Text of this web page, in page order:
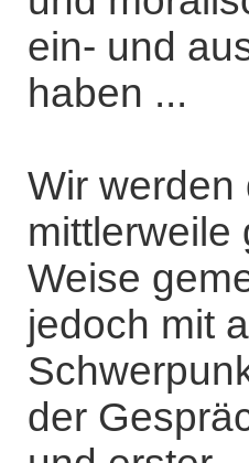
ein- und
haben ...
Wir werden
mittlerweile
Weise
jedoch mit
der